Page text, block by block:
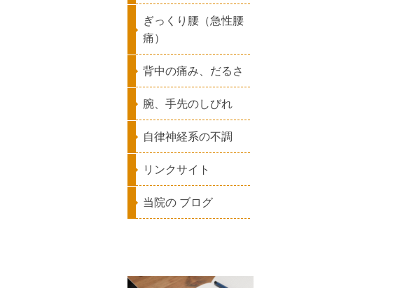
ぎっくり腰（急性腰
痛）
背中の痛み、だるさ
腕、手先のしびれ
自律神経系の不調
リンクサイト
当院の ブログ